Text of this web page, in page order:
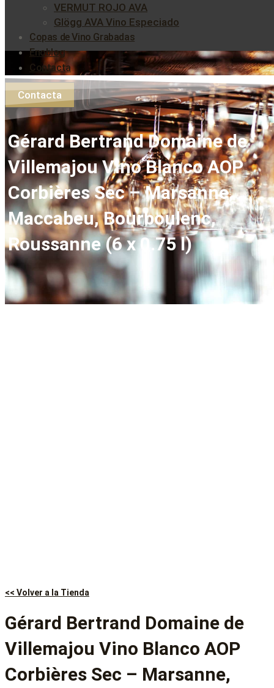
VERMUT ROJO AVA
Glögg AVA Vino Especiado
Copas de Vino Grabadas
Enoblog
Contacta
Contacta
Gérard Bertrand Domaine de
Villemajou Vino Blanco AOP
Corbières Sec – Marsanne,
Maccabeu, Bourboulenc,
Roussanne (6 x 0.75 l)
<< Volver a la Tienda
Gérard Bertrand Domaine de
Villemajou Vino Blanco AOP
Corbières Sec – Marsanne,